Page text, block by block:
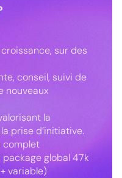
sur des
conseil, suivi de
nouveaux
la
prise d’initiative.
complet
global 47k
variable)